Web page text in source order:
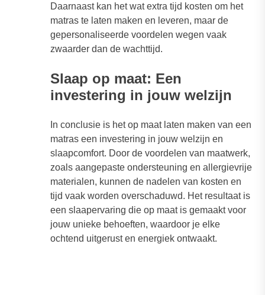
Daarnaast kan het wat extra tijd kosten om het
matras te laten maken en leveren, maar de
gepersonaliseerde voordelen wegen vaak
zwaarder dan de wachttijd.
Slaap op maat: Een
investering in jouw welzijn
In conclusie is het op maat laten maken van een
matras een investering in jouw welzijn en
slaapcomfort. Door de voordelen van maatwerk,
zoals aangepaste ondersteuning en allergievrije
materialen, kunnen de nadelen van kosten en
tijd vaak worden overschaduwd. Het resultaat is
een slaapervaring die op maat is gemaakt voor
jouw unieke behoeften, waardoor je elke
ochtend uitgerust en energiek ontwaakt.